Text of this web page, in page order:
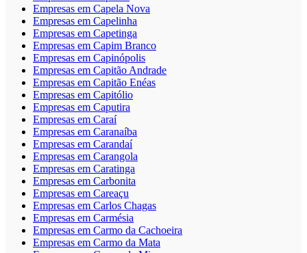
Empresas em Capela Nova
Empresas em Capelinha
Empresas em Capetinga
Empresas em Capim Branco
Empresas em Capinópolis
Empresas em Capitão Andrade
Empresas em Capitão Enéas
Empresas em Capitólio
Empresas em Caputira
Empresas em Caraí
Empresas em Caranaíba
Empresas em Carandaí
Empresas em Carangola
Empresas em Caratinga
Empresas em Carbonita
Empresas em Careaçu
Empresas em Carlos Chagas
Empresas em Carmésia
Empresas em Carmo da Cachoeira
Empresas em Carmo da Mata